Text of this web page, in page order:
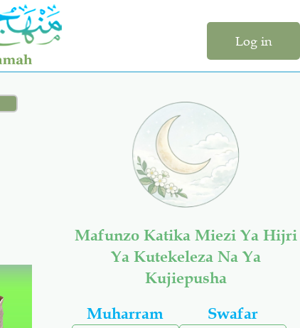
Log in
Mafunzo Katika Miezi Ya Hijri
Ya Kutekeleza Na Ya
Kujiepusha
Muharram
Swafar